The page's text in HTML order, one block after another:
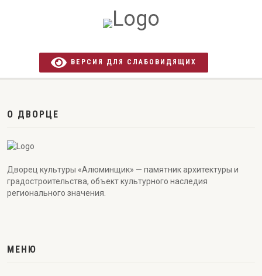
ВЕРСИЯ ДЛЯ СЛАБОВИДЯЩИХ
О ДВОРЦЕ
Дворец культуры «Алюминщик» — памятник архитектуры и
градостроительства, объект культурного наследия
регионального значения.
МЕНЮ